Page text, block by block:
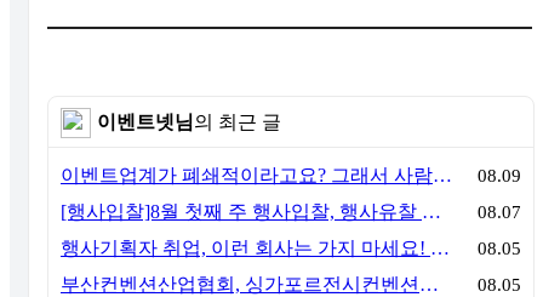
이벤트넷님의 최근 글
이벤트업계가 폐쇄적이라고요? 그래서 사람이 안 옵니다 08.09
[행사입찰]8월 첫째 주 행사입찰, 행사유찰 결과 08.07
행사기획자 취업, 이런 회사는 가지 마세요! 신입이 꼭 알아야 할 5가지 기준[이벤트산업 팩트체크#3] 08.05
부산컨벤션산업협회, 싱가포르전시컨벤션협회(SACEOS)와 업무협약 체결… 아시아 마이스 협력 확대 08.05